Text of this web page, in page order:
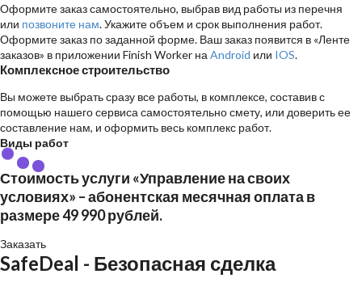
Оформите заказ самостоятельно, выбрав вид работы из перечня
или позвоните нам. Укажите объем и срок выполнения работ.
Оформите заказ по заданной форме. Ваш заказ появится в «Ленте
заказов» в приложении Finish Worker на Android или IOS.
Комплексное строительство
Вы можете выбрать сразу все работы, в комплексе, составив с
помощью нашего сервиса самостоятельно смету, или доверить ее
составление нам, и оформить весь комплекс работ.
Виды работ
Стоимость услуги «Управление на своих
условиях» – абонентская месячная оплата в
размере 49 990 рублей.
Заказать
SafeDeal - Безопасная сделка